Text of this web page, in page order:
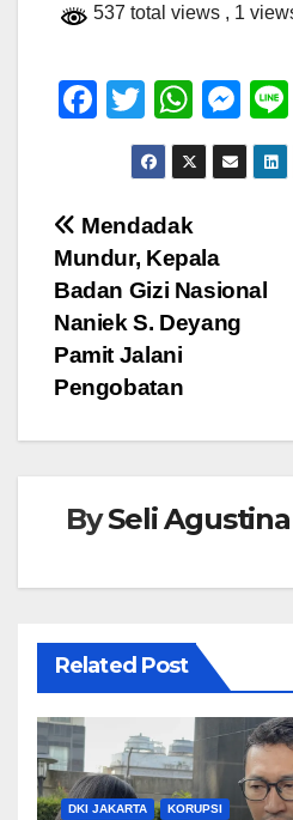
537 total views , 1
F
e
b
o
o
k
T
wi
tt
er
W
h
at
A
p
p
M
e
ss
g
Navigasi
pos
Mendadak
Mundur, Kepala
Badan Gizi Nasional
Naniek S. Deyang
Pamit Jalani
Pengobatan
BySeli Agustina
Related Post
DKI JAKARTA KORUPSI